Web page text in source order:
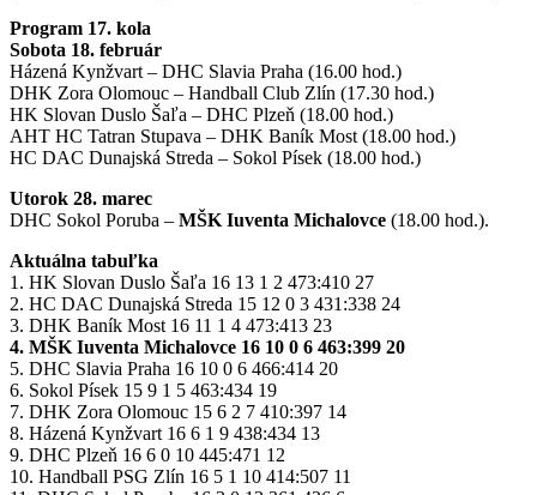
Program 17. kola
Sobota 18. február
Házená Kynžvart – DHC Slavia Praha (16.00 hod.)
DHK Zora Olomouc – Handball Club Zlín (17.30 hod.)
HK Slovan Duslo Šaľa – DHC Plzeň (18.00 hod.)
AHT HC Tatran Stupava – DHK Baník Most (18.00 hod.)
HC DAC Dunajská Streda – Sokol Písek (18.00 hod.)
Utorok 28. marec
DHC Sokol Poruba – MŠK Iuventa Michalovce (18.00 hod.).
Aktuálna tabuľka
1. HK Slovan Duslo Šaľa 16 13 1 2 473:410 27
2. HC DAC Dunajská Streda 15 12 0 3 431:338 24
3. DHK Baník Most 16 11 1 4 473:413 23
4. MŠK Iuventa Michalovce 16 10 0 6 463:399 20
5. DHC Slavia Praha 16 10 0 6 466:414 20
6. Sokol Písek 15 9 1 5 463:434 19
7. DHK Zora Olomouc 15 6 2 7 410:397 14
8. Házená Kynžvart 16 6 1 9 438:434 13
9. DHC Plzeň 16 6 0 10 445:471 12
10. Handball PSG Zlín 16 5 1 10 414:507 11